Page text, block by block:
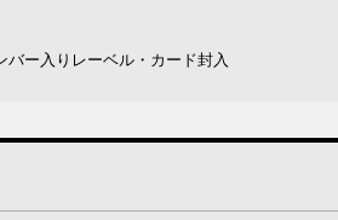
ー入りレーベル・カード封入